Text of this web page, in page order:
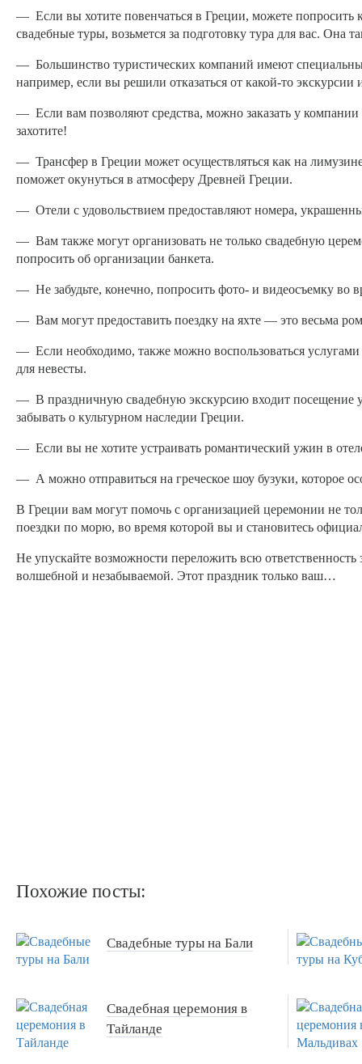
— Если вы хотите повенчаться в Греции, можете попросить
свадебные туры, возьмется за подготовку тура для вас.
— Большинство туристических компаний имеют
например, если вы решили отказаться от какой-то экскурсии
— Если вам позволяют средства, можно заказать у
захотите!
— Трансфер в Греции может осуществляться как на
поможет окунуться в атмосферу Древней Греции.
— Отели с удовольствием предоставляют номера,
— Вам также могут организовать не только свадебную
попросить об организации банкета.
— Не забудьте, конечно, попросить фото- и видеосъемку во
— Вам могут предоставить поездку на яхте — это весьма
— Если необходимо, также можно воспользоваться
для невесты.
— В праздничную свадебную экскурсию входит посещение
забывать о культурном наследии Греции.
— Если вы не хотите устраивать романтический ужин в
— А можно отправиться на греческое шоу бузуки, которое
В Греции вам могут помочь с организацией церемонии не
поездки по морю, во время которой вы и становитесь
Не упускайте возможности переложить всю ответственность
волшебной и незабываемой. Этот праздник только ваш…
Похожие посты:
Свадебные туры на Бали
Свадебная церемония в
Тайланде